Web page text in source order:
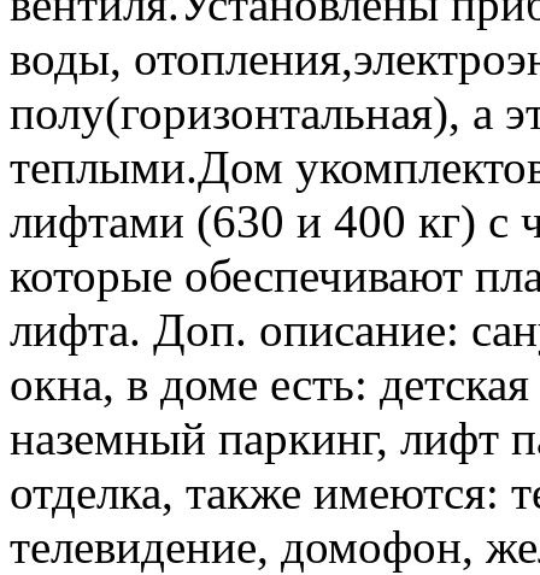
воды,
полу(горизонтальная), а
теплыми.Дом
лифтами (630 и 400 кг) с
которые обеспечивают
лифта. Доп. описание:
окна, в доме есть:
наземный паркинг, лифт
отделка, также имеются:
телевидение, домофон,